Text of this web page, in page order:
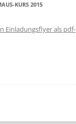
KURS 2015
Einladungsflyer als pdf-